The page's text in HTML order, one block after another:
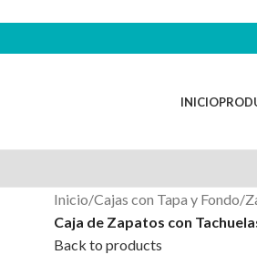
INICIO
Inicio/Cajas con Tapa y Fondo/
Caja de Zapatos con
Back to products